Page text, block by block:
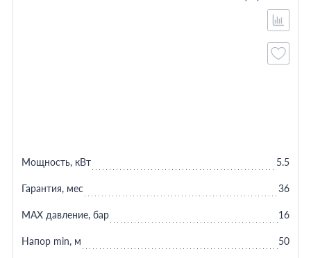
Мощность, кВт 5.5
Гарантия, мес 36
MAX давление, бар 16
Напор min, м 50